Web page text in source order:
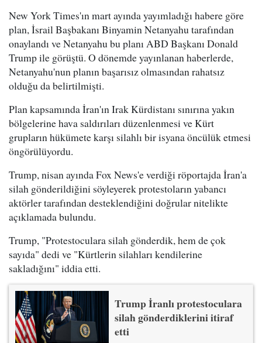
New York Times'ın mart ayında yayımladığı habere göre
plan, İsrail Başbakanı Binyamin Netanyahu tarafından
onaylandı ve Netanyahu bu planı ABD Başkanı Donald
Trump ile görüştü. O dönemde yayınlanan haberlerde,
Netanyahu'nun planın başarısız olmasından rahatsız
olduğu da belirtilmişti.
Plan kapsamında İran'ın Irak Kürdistanı sınırına yakın
bölgelerine hava saldırıları düzenlenmesi ve Kürt
grupların hükümete karşı silahlı bir isyana öncülük etmesi
öngörülüyordu.
Trump, nisan ayında Fox News'e verdiği röportajda İran'a
silah gönderildiğini söyleyerek protestoların yabancı
aktörler tarafından desteklendiğini doğrular nitelikte
açıklamada bulundu.
Trump, "Protestoculara silah gönderdik, hem de çok
sayıda" dedi ve "Kürtlerin silahları kendilerine
sakladığını" iddia etti.
Trump İranlı protestoculara
silah gönderdiklerini itiraf
etti